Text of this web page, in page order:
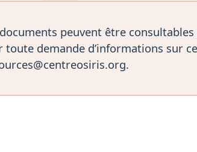
peuvent être
demande d’informations sur